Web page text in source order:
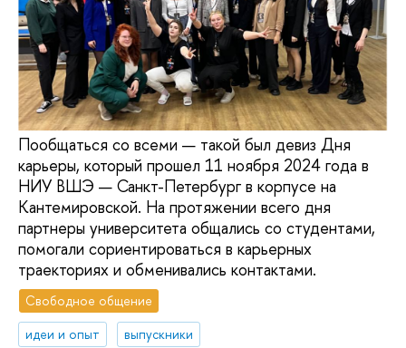
Пообщаться со всеми — такой был девиз Дня
карьеры, который прошел 11 ноября 2024 года в
НИУ ВШЭ — Санкт-Петербург в корпусе на
Кантемировской. На протяжении всего дня
партнеры университета общались со студентами,
помогали сориентироваться в карьерных
траекториях и обменивались контактами.
Свободное общение
идеи и опыт
выпускники